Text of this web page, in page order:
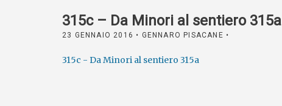
315c – Da Minori al sentiero 315a
23 GENNAIO 2016 • GENNARO PISACANE •
315c - Da Minori al sentiero 315a